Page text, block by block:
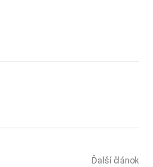
Ďalší článok